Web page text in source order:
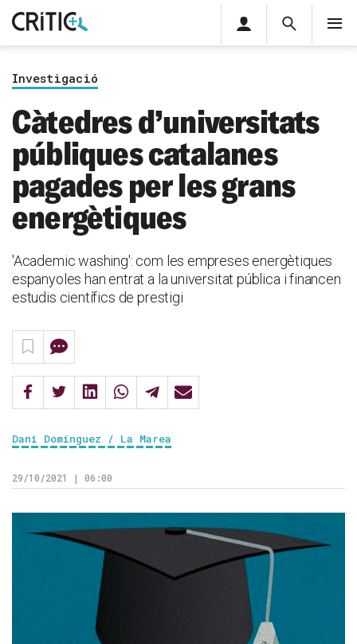
Cerca
privada
Inicia sessió
Investigació
Càtedres d’universitats
públiques catalanes
pagades per les grans
energètiques
'Academic washing': com les empreses energètiques
espanyoles han entrat a la universitat pública i financen
estudis científics de prestigi
Dani Domínguez / La Marea
29/10/2021 | 06:00